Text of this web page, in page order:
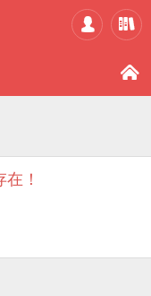
 

！